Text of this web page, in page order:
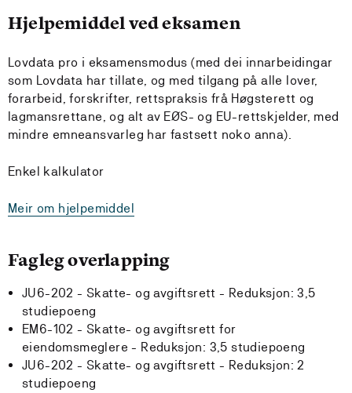
Hjelpemiddel ved eksamen
Lovdata pro i eksamensmodus (med dei innarbeidingar
som Lovdata har tillate, og med tilgang på alle lover,
forarbeid, forskrifter, rettspraksis frå Høgsterett og
lagmansrettane, og alt av EØS- og EU-rettskjelder, med
mindre emneansvarleg har fastsett noko anna).
Enkel kalkulator
Meir om hjelpemiddel
Fagleg overlapping
JU6-202 - Skatte- og avgiftsrett - Reduksjon: 3,5
studiepoeng
EM6-102 - Skatte- og avgiftsrett for
eiendomsmeglere - Reduksjon: 3,5 studiepoeng
JU6-202 - Skatte- og avgiftsrett - Reduksjon: 2
studiepoeng